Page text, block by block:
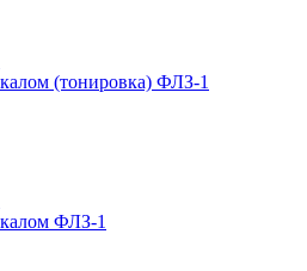
(тонировка) ФЛЗ-1
ФЛЗ-1